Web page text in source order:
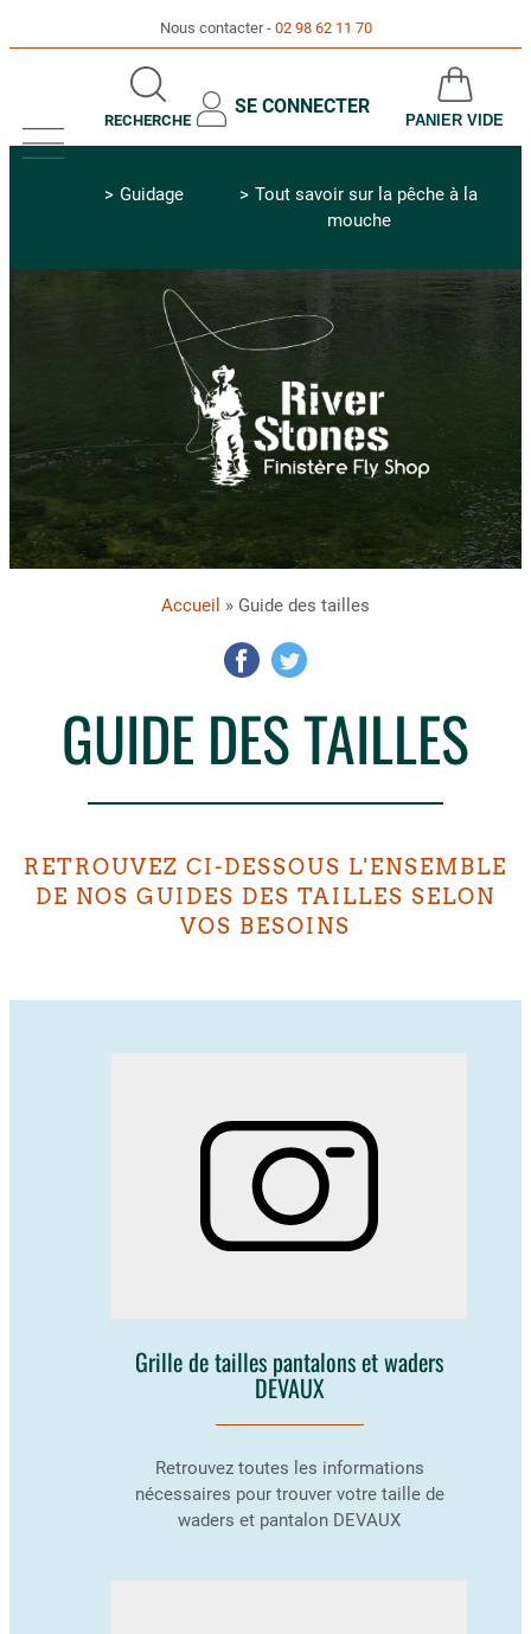
Nous contacter 02 98 62 11 70
RECHERCHE
SE CONNECTER
PANIER VIDE
Guidage
Tout savoir sur la pêche à la
mouche
Accueil » Guide des tailles
GUIDE DES TAILLES
RETROUVEZ CI-DESSOUS L'ENSEMBLE
DE NOS GUIDES DES TAILLES SELON
VOS BESOINS
Grille de tailles pantalons et waders
DEVAUX
Retrouvez toutes les informations
nécessaires pour trouver votre taille de
waders et pantalon DEVAUX